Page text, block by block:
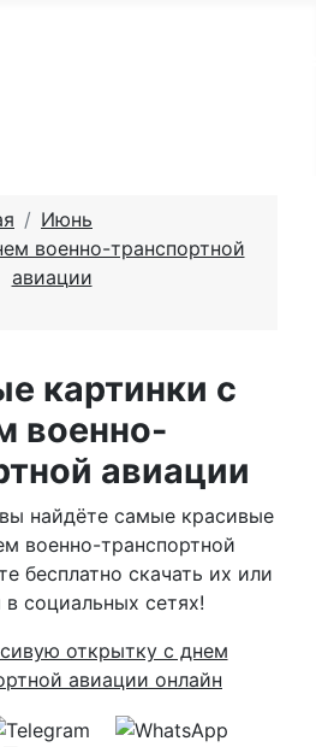
Июнь
военно-транспортной
авиации
картинки с
военно-
авиации
найдёте самые красивые
военно-транспортной
бесплатно скачать их или
в социальных сетях!